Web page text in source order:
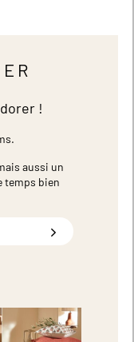
!
aussi un
temps bien